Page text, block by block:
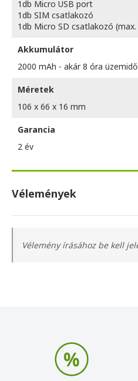
1db Micro USB port
1db SIM csatlakozó
1db Micro SD csatlakozó
Akkumulátor
2000 mAh - akár 8 óra üzemidő
Méretek
106 x 66 x 16 mm
Garancia
2 év
Vélemények
Vélemény írásához be kell